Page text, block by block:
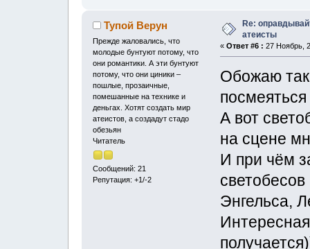
Тупой Верун
Прежде жаловались, что
молодые бунтуют потому, что
они романтики. А эти бунтуют
потому, что они циники –
пошлые, прозаичные,
помешанные на технике и
деньгах. Хотят создать мир
атеистов, а создадут стадо
обезьян
Читатель
Сообщений: 21
Репутация: +1/-2
Re:
атеисты
« Ответ #6 : 27 Ноябрь,
Обожаю
А вот
на сцене
И при чём
Энгельса,